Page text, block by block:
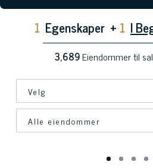
1 Egenskaper + 1 I
3,689Eiendommer til